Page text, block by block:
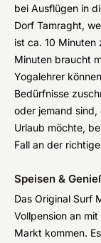
bei Ausflügen in
Dorf Tamraght,
ist ca. 10 Minuten
Minuten braucht
Yogalehrer
Bedürfnisse
oder jemand
Urlaub möchte,
Fall an der
Speisen &
Das Original Surf
Vollpension an
Markt kommen.